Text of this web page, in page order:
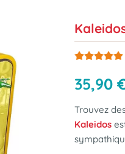
35,90
Trouvez
Kaleidos